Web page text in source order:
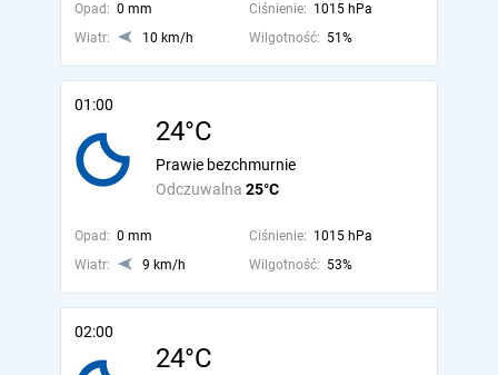
Opad: 0 mm Ciśnienie: 1015 hPa
Wiatr:
10 km/h Wilgotność: 51%
01:00
24°C
Odczuwalna 25°C
Prawie bezchmurnie
Opad: 0 mm Ciśnienie: 1015 hPa
Wiatr:
9 km/h Wilgotność: 53%
02:00
24°C